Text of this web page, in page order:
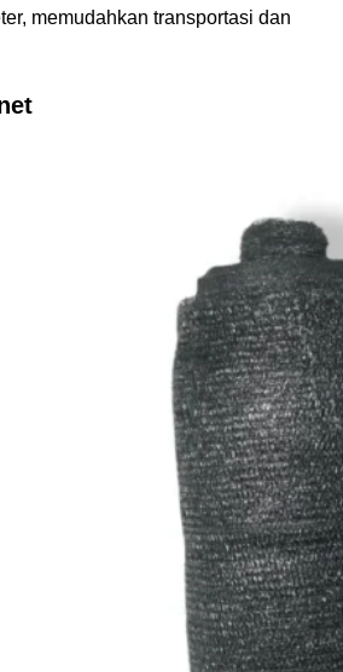
memudahkan transportasi dan